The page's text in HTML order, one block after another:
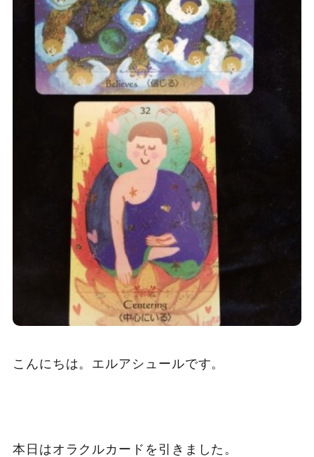
こんにちは。エルアシュールです。
本日はオラクルカードを引きました。